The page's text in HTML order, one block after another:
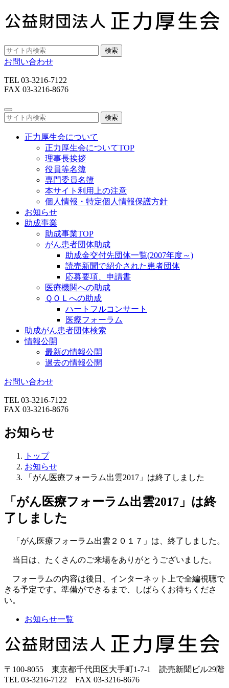
検索
お問い合わせ
TEL 03-3216-7122
FAX 03-3216-8676
検索
正力厚生会について
正力厚生会についてTOP
理事長挨拶
役員等名簿
専門委員名簿
本サイト利用上の注意
個人情報・特定個人情報保護方針
お知らせ
助成事業
助成事業TOP
がん患者団体助成
助成金交付先団体一覧(2007年度～)
読売新聞で紹介された患者団体
応募要項、申請書
医療機関への助成
ＱＯＬへの助成
ハートフルコンサート
医療フォーラム
助成がん患者団体検索
情報公開
最新の情報公開
過去の情報公開
お問い合わせ
TEL 03-3216-7122
FAX 03-3216-8676
お知らせ
トップ
お知らせ
「がん医療フォーラム出雲2017」は終了しました
「がん医療フォーラム出雲2017」は終
了しました
「がん医療フォーラム出雲２０１７」は、終了しました。
当日は、たくさんのご来場をありがとうございました。
フォーラムの内容は後日、インターネット上で全編視聴で
きる予定です。準備ができるまで、しばらくお待ちくださ
い。
お知らせ一覧
生
〒100-8055 東京都千代田区大手町1-7-1 読売新聞ビル29階
TEL 03-3216-7122 FAX 03-3216-8676